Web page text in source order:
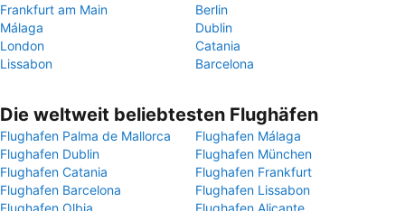
Frankfurt am Main
Berlin
Málaga
Dublin
London
Catania
Lissabon
Barcelona
Die weltweit beliebtesten Flughäfen
Flughafen Palma de Mallorca
Flughafen Málaga
Flughafen Dublin
Flughafen München
Flughafen Catania
Flughafen Frankfurt
Flughafen Barcelona
Flughafen Lissabon
Flughafen Olbia
Flughafen Alicante